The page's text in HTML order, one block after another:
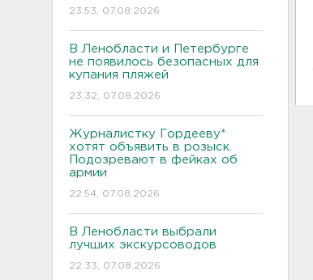
23:53, 07.08.2026
В Ленобласти и Петербурге
не появилось безопасных для
купания пляжей
23:32, 07.08.2026
Журналистку Гордееву*
хотят объявить в розыск.
Подозревают в фейках об
армии
22:54, 07.08.2026
В Ленобласти выбрали
лучших экскурсоводов
22:33, 07.08.2026